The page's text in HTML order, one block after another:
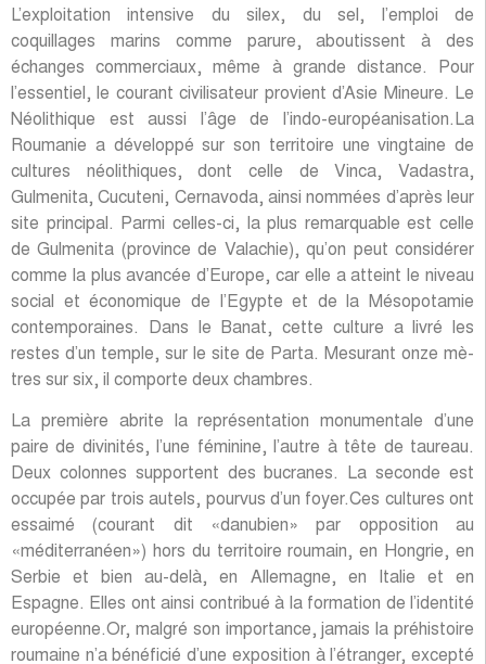
L’exploitation intensive du silex, du sel, l’emploi de
coquillages marins comme parure, aboutissent à des
échanges commerciaux, même à grande distance. Pour
l’essentiel, le courant civilisateur provient d’Asie Mineure. Le
Néolithique est aussi l’âge de l’indo-européanisation.La
Roumanie a développé sur son territoire une vingtaine de
cultures néolithiques, dont celle de Vinca, Vadastra,
Gulmenita, Cucuteni, Cernavoda, ainsi nommées d’après leur
site principal. Parmi celles-ci, la plus remarquable est celle
de Gulmenita (province de Valachie), qu’on peut considérer
comme la plus avancée d’Europe, car elle a atteint le niveau
social et économique de l’Egypte et de la Mésopotamie
contemporaines. Dans le Banat, cette culture a livré les
restes d’un temple, sur le site de Parta. Mesurant onze mè-
tres sur six, il comporte deux chambres.
La première abrite la représentation monumentale d’une
paire de divinités, l’une féminine, l’autre à tête de taureau.
Deux colonnes supportent des bucranes. La seconde est
occupée par trois autels, pourvus d’un foyer.Ces cultures ont
essaimé (courant dit «danubien» par opposition au
«méditerranéen») hors du territoire roumain, en Hongrie, en
Serbie et bien au-delà, en Allemagne, en Italie et en
Espagne. Elles ont ainsi contribué à la formation de l’identité
européenne.Or, malgré son importance, jamais la préhistoire
roumaine n’a bénéficié d’une exposition à l’étranger, excepté